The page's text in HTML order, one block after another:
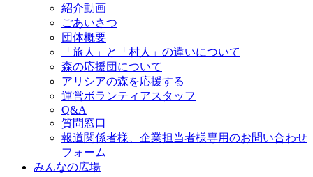
紹介動画
ごあいさつ
団体概要
「旅人」と「村人」の違いについて
森の応援団について
アリシアの森を応援する
運営ボランティアスタッフ
Q&A
質問窓口
報道関係者様、企業担当者様専用のお問い合わせ
フォーム
みんなの広場